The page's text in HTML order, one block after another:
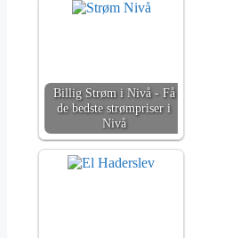
Billig Strøm i Nivå - Få
de bedste strømpriser i
Nivå